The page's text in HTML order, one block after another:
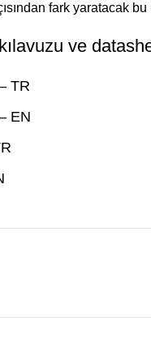
fark yaratacak
ve
TR
EN